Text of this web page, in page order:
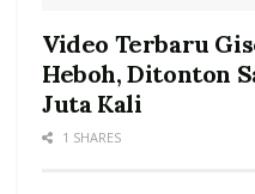
Video Terbaru
Heboh, Ditonton
Juta Kali
1 SHARES